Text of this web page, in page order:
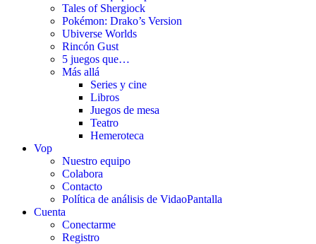
Tales of Shergiock
Pokémon: Drako’s Version
Ubiverse Worlds
Rincón Gust
5 juegos que…
Más allá
Series y cine
Libros
Juegos de mesa
Teatro
Hemeroteca
Vop
Nuestro equipo
Colabora
Contacto
Política de análisis de VidaoPantalla
Cuenta
Conectarme
Registro